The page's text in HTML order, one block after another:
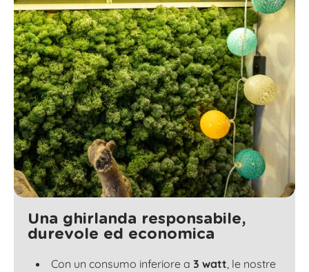
Una ghirlanda responsabile,
durevole ed economica
Con un consumo inferiore a 3 watt , le nostre